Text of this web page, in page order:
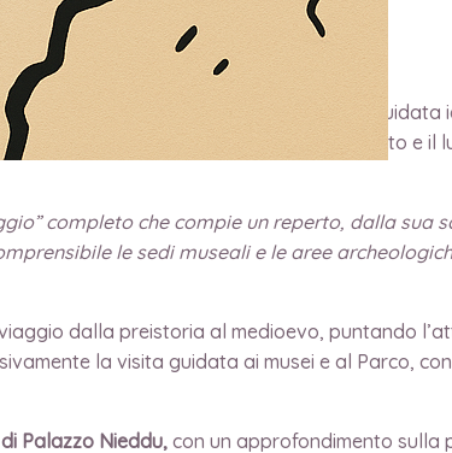
collezione” il ciclo di incontri con visita
museali, ricucendo il rapporto tra il reperto e il
completo che compie un reperto, dalla sua
le sedi museali e le aree
dalla preistoria al medioevo, puntando
la visita guidata ai musei e al Parco,
Palazzo Nieddu,con un approfondimento sulla